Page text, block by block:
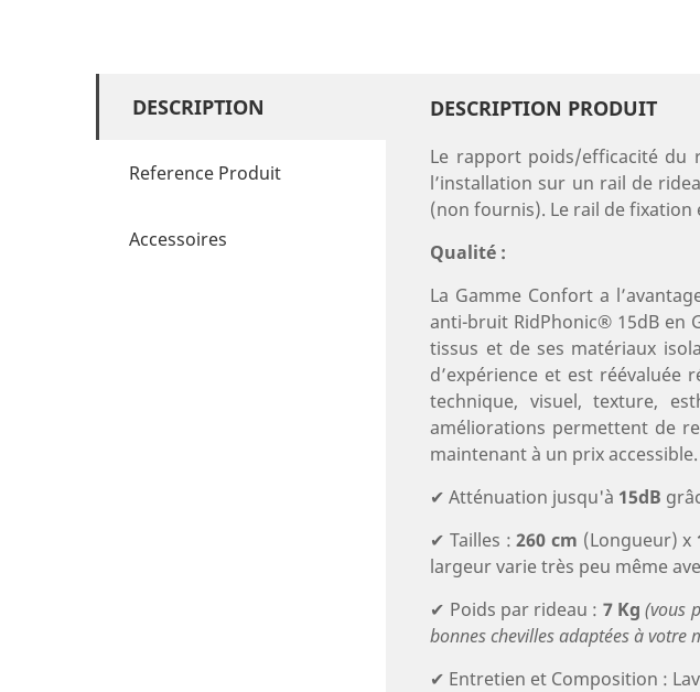
DESCRIPTION
Reference Produit
Accessoires
DESCRIPTION PRODUIT
Le rapport poids/efficacité du
l’installation sur un rail de
(non fournis). Le rail de
Qualité :
La Gamme Confort a
anti-bruit RidPhonic® 15dB en
tissus et de ses matériaux
d’expérience et est réévaluée
technique, visuel, texture,
améliorations permettent de
maintenant à un prix accessible.
✔ Atténuation jusqu'à 15dB
✔ Tailles :260 cm (Longueur) x
largeur varie très peu même
✔ Poids par rideau : 7 Kg (vous
bonnes chevilles adaptées à votre
✔ Entretien et Composition :